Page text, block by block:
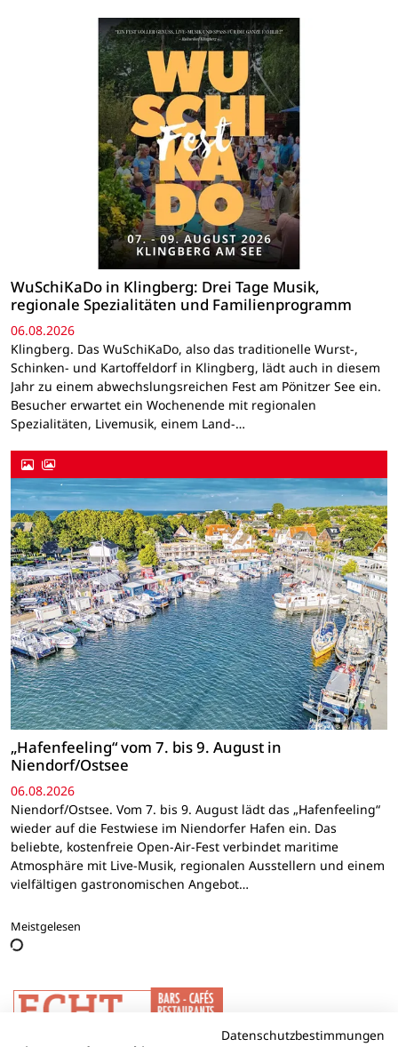
WuSchiKaDo in Klingberg: Drei Tage Musik,
regionale Spezialitäten und Familienprogramm
06.08.2026
Klingberg. Das WuSchiKaDo, also das traditionelle Wurst-,
Schinken- und Kartoffeldorf in Klingberg, lädt auch in diesem
Jahr zu einem abwechslungsreichen Fest am Pönitzer See ein.
Besucher erwartet ein Wochenende mit regionalen
Spezialitäten, Livemusik, einem Land-…
„Hafenfeeling“ vom 7. bis 9. August in
Niendorf/Ostsee
06.08.2026
Niendorf/Ostsee. Vom 7. bis 9. August lädt das „Hafenfeeling“
wieder auf die Festwiese im Niendorfer Hafen ein. Das
beliebte, kostenfreie Open-Air-Fest verbindet maritime
Atmosphäre mit Live-Musik, regionalen Ausstellern und einem
vielfältigen gastronomischen Angebot…
Meistgelesen
Datenschutzbestimmungen